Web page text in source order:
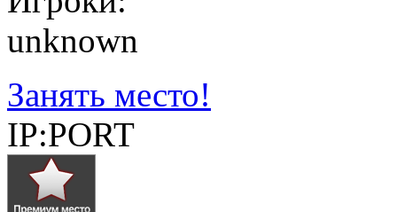
unknown
Занять место!
IP:PORT